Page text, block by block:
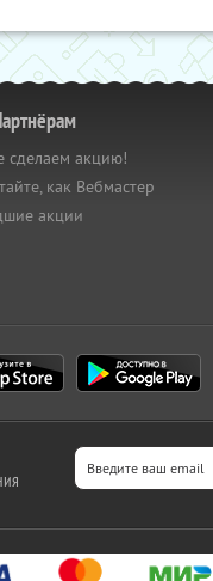
сделаем акцию!
как Вебмастер
акции